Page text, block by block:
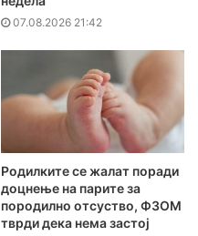
07.08.2026 21:42
Родилките се жалат поради
доцнење на парите за
породилно отсуство, ФЗОМ
тврди дека нема застој